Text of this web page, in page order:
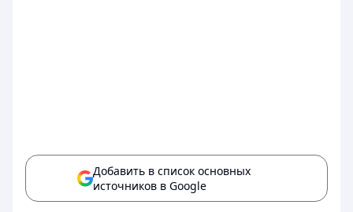
Добавить в список основных
источников в Google